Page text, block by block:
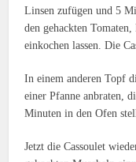
Linsen zufügen und 5
den gehackten
einkochen lassen. Die
In einem anderen Topf
einer Pfanne anbraten,
Minuten in den Ofen
Jetzt die Cassoulet